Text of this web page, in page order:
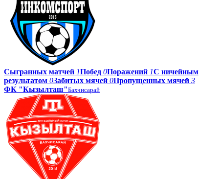
Сыгранных матчей 1Побед 0Поражений 1С ничейным
результатом 0Забитых мячей 0Пропущенных мячей 3
ФК "Кызылташ"Бахчисарай